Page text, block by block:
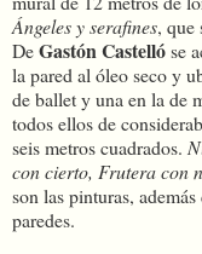
Ángeles y serafines, que
DeGastón Castellóse
la pared al óleo seco y
de ballet y una en la de
todos ellos de
seis metros cuadrados.
con cierto, Frutera con
son las pinturas,
paredes.